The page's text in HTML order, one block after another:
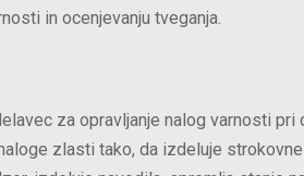
in ocenjevanju tveganja.
za opravljanje nalog varnosti
zlasti tako, da izdeluje